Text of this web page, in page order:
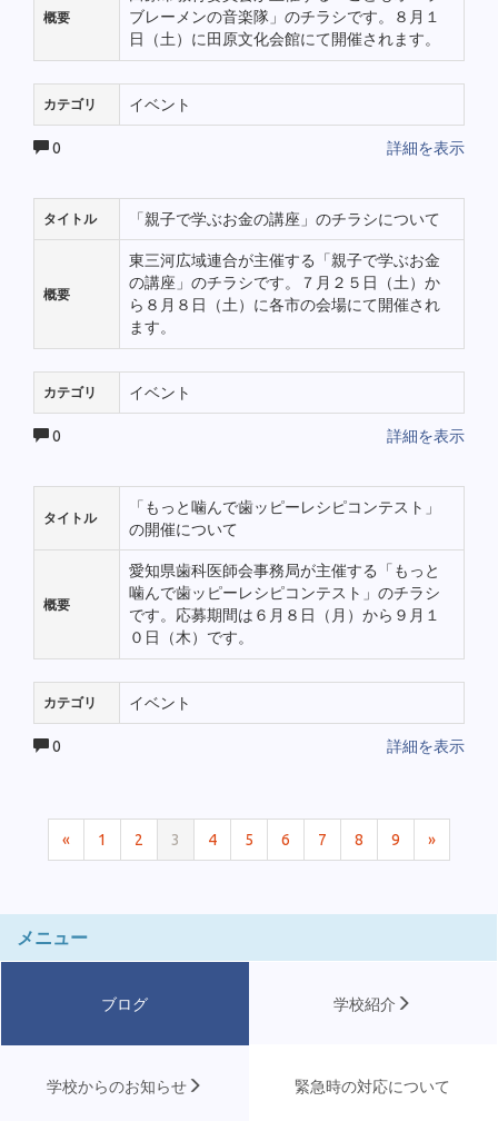
概要
ブレーメンの音楽隊」のチラシです。８月１
日（土）に田原文化会館にて開催されます。
カテゴリ イベント
0 詳細を表示
タイトル 「親子で学ぶお金の講座」のチラシについて
概要
東三河広域連合が主催する「親子で学ぶお金
の講座」のチラシです。７月２５日（土）か
ら８月８日（土）に各市の会場にて開催され
ます。
カテゴリ イベント
0 詳細を表示
タイトル
「もっと噛んで歯ッピーレシピコンテスト」
の開催について
概要
愛知県歯科医師会事務局が主催する「もっと
噛んで歯ッピーレシピコンテスト」のチラシ
です。応募期間は６月８日（月）から９月１
０日（木）です。
カテゴリ イベント
0 詳細を表示
« 1 2 3 4 5 6 7 8 9 »
メニュー
ブログ 学校紹介
学校からのお知らせ 緊急時の対応について